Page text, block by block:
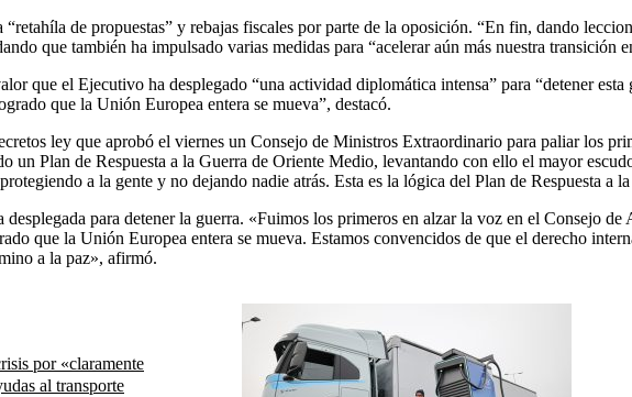
de propuestas” y rebajas fiscales por parte de la oposición. “En fin, dando
que también ha impulsado varias medidas para “acelerar aún más nuestra transición
que el Ejecutivo ha desplegado “una actividad diplomática intensa” para “detener
que la Unión Europea entera se mueva”, destacó.
ley que aprobó el viernes un Consejo de Ministros Extraordinario para paliar los
un Plan de Respuesta a la Guerra de Oriente Medio, levantando con ello el mayor
a la gente y no dejando nadie atrás. Esta es la lógica del Plan de Respuesta a
para detener la guerra. «Fuimos los primeros en alzar la voz en el Consejo
que la Unión Europea entera se mueva. Estamos convencidos de que el derecho
a la paz», afirmó.
por «claramente
al transporte